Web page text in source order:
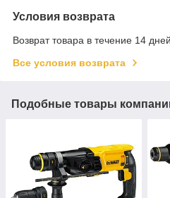
Условия возврата
Возврат товара в течение 14
Все условия возврата
Подобные товары